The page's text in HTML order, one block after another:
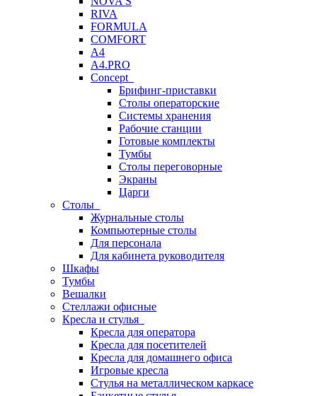
RIVA
FORMULA
COMFORT
A4
A4.PRO
Concept
Брифинг-приставки
Столы операторские
Системы хранения
Рабочие станции
Готовые комплекты
Тумбы
Столы переговорные
Экраны
Царги
Столы
Журнальные столы
Компьютерные столы
Для персонала
Для кабинета руководителя
Шкафы
Тумбы
Вешалки
Стеллажи офисные
Кресла и стулья
Кресла для оператора
Кресла для посетителей
Кресла для домашнего офиса
Игровые кресла
Стулья на металлическом каркасе